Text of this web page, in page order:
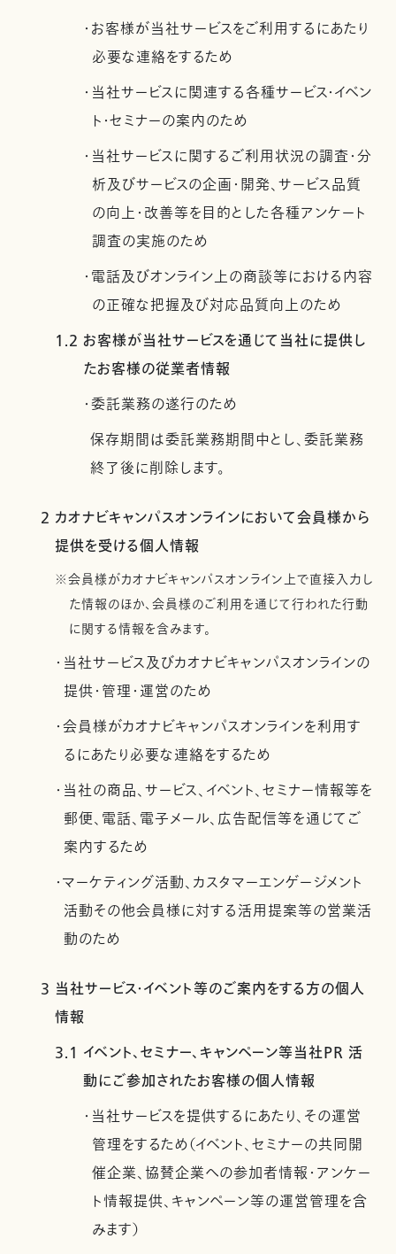
・お客様が当社サービスをご利用するにあたり
必要な連絡をするため
・当社サービスに関連する各種サービス・イベン
ト・セミナーの案内のため
・当社サービスに関するご利用状況の調査・分
析及びサービスの企画・開発、サービス品質
の向上・改善等を目的とした各種アンケート
調査の実施のため
・電話及びオンライン上の商談等における内容
の正確な把握及び対応品質向上のため
1.2 お客様が当社サービスを通じて当社に提供し
たお客様の従業者情報
・委託業務の遂行のため
保存期間は委託業務期間中とし、委託業務
終了後に削除します。
2 カオナビキャンパスオンラインにおいて会員様から
提供を受ける個人情報
※会員様がカオナビキャンパスオンライン上で直接入力し
た情報のほか、会員様のご利用を通じて行われた行動
に関する情報を含みます。
・当社サービス及びカオナビキャンパスオンラインの
提供・管理・運営のため
・会員様がカオナビキャンパスオンラインを利用す
るにあたり必要な連絡をするため
・当社の商品、サービス、イベント、セミナー情報等を
郵便、電話、電子メール、広告配信等を通じてご
案内するため
・マーケティング活動、カスタマーエンゲージメント
活動その他会員様に対する活用提案等の営業活
動のため
3 当社サービス・イベント等のご案内をする方の個人
情報
3.1 イベント、セミナー、キャンペーン等当社PR 活
動にご参加されたお客様の個人情報
・当社サービスを提供するにあたり、その運営
管理をするため（イベント、セミナーの共同開
催企業、協賛企業への参加者情報・アンケー
ト情報提供、キャンペーン等の運営管理を含
みます）